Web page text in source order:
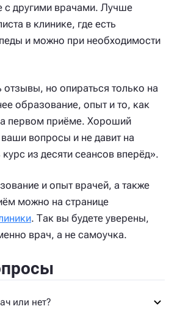
с другими врачами. Лучше
в клинике, где есть
и можно при необходимости
отзывы, но опираться только на
образование, опыт и то, как
первом приёме. Хороший
вопросы и не давит на
из десяти сеансов вперёд».
и опыт врачей, а также
можно на странице
. Так вы будете уверены,
врач, а не самоучка.
или нет?